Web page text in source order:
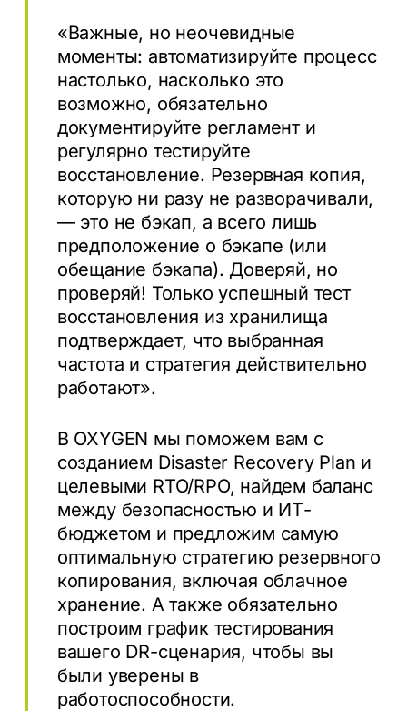
«Важные, но неочевидные
моменты: автоматизируйте процесс
настолько, насколько это
возможно, обязательно
документируйте регламент и
регулярно тестируйте
восстановление. Резервная копия,
которую ни разу не разворачивали,
— это не бэкап, а всего лишь
предположение о бэкапе (или
обещание бэкапа). Доверяй, но
проверяй! Только успешный тест
восстановления из хранилища
подтверждает, что выбранная
частота и стратегия действительно
работают».
В OXYGEN мы поможем вам с
созданием Disaster Recovery Plan и
целевыми RTO/RPO, найдем баланс
между безопасностью и ИТ-
бюджетом и предложим самую
оптимальную стратегию резервного
копирования, включая облачное
хранение. А также обязательно
построим график тестирования
вашего DR-сценария, чтобы вы
были уверены в
работоспособности.